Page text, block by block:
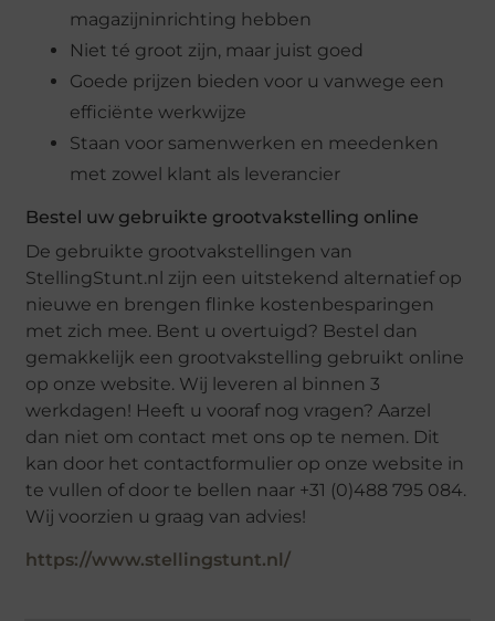
magazijninrichting hebben
Niet té groot zijn, maar juist goed
Goede prijzen bieden voor u vanwege een
efficiënte werkwijze
Staan voor samenwerken en meedenken
met zowel klant als leverancier
Bestel uw gebruikte grootvakstelling online
De gebruikte grootvakstellingen van
StellingStunt.nl zijn een uitstekend alternatief op
nieuwe en brengen flinke kostenbesparingen
met zich mee. Bent u overtuigd? Bestel dan
gemakkelijk een grootvakstelling gebruikt online
op onze website. Wij leveren al binnen 3
werkdagen! Heeft u vooraf nog vragen? Aarzel
dan niet om contact met ons op te nemen. Dit
kan door het contactformulier op onze website in
te vullen of door te bellen naar +31 (0)488 795 084.
Wij voorzien u graag van advies!
https://www.stellingstunt.nl/